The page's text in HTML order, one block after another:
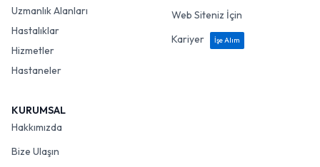
Uzmanlık Alanları
Hastalıklar
Hizmetler
Hastaneler
Web Siteniz İçin
Kariyer
İşe Alım
KURUMSAL
Hakkımızda
Bize Ulaşın